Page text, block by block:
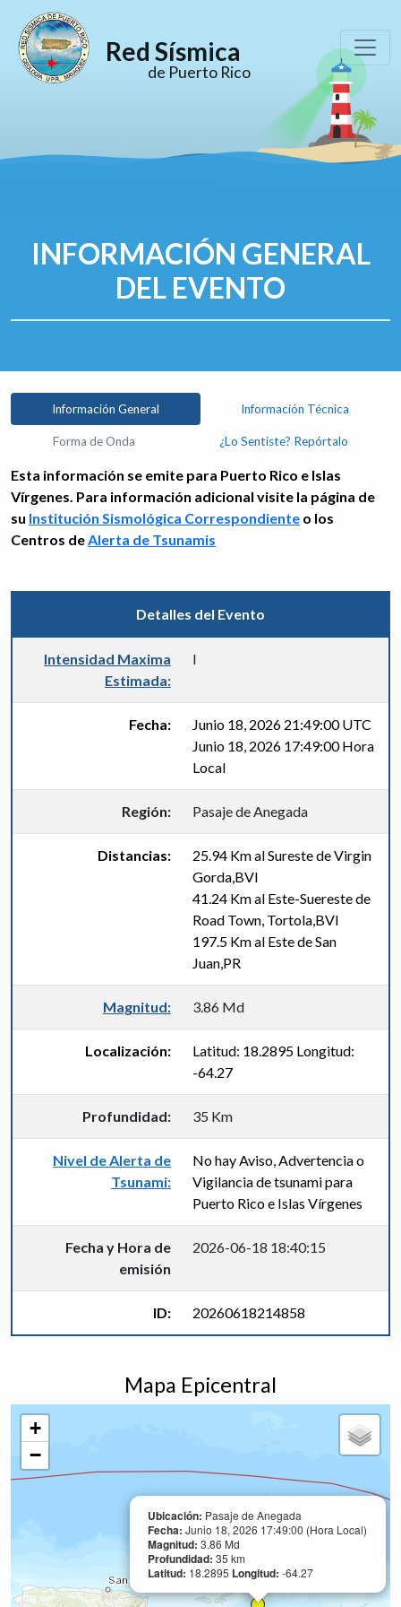
Red Sísmica
de Puerto Rico
INFORMACIÓN GENERAL
DEL EVENTO
Información General Información Técnica
Forma de Onda ¿Lo Sentiste? Repórtalo
Esta información se emite para Puerto Rico e Islas
Vírgenes. Para información adicional visite la página de
su Institución Sismológica Correspondiente o los
Centros deAlerta de Tsunamis
Detalles del Evento
Intensidad Maxima
Estimada:
I
Fecha:
Junio 18, 2026 21:49:00 UTC
Junio 18, 2026 17:49:00 Hora
Local
Región: Pasaje de Anegada
Distancias:
25.94 Km al Sureste de Virgin
Gorda,BVI
41.24 Km al Este-Suereste de
Road Town, Tortola,BVI
197.5 Km al Este de San
Juan,PR
Magnitud: 3.86 Md
Localización:
Latitud: 18.2895 Longitud:
-64.27
Profundidad: 35 Km
Nivel de Alerta de
Tsunami:
No hay Aviso, Advertencia o
Vigilancia de tsunami para
Puerto Rico e Islas Vírgenes
Fecha y Hora de
emisión
2026-06-18 18:40:15
ID: 20260618214858
Mapa Epicentral
Ubicación: Pasaje de Anegada
Fecha: Junio 18, 2026 17:49:00 (Hora Local)
Magnitud: 3.86 Md
Profundidad: 35 km
Latitud: 18.2895 Longitud: -64.27
+
−